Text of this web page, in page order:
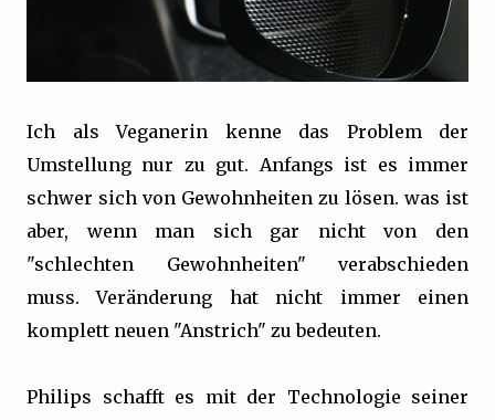
Ich als Veganerin kenne das Problem der
Umstellung nur zu gut. Anfangs ist es immer
schwer sich von Gewohnheiten zu lösen. was ist
aber, wenn man sich gar nicht von den
"schlechten Gewohnheiten" verabschieden
muss. Veränderung hat nicht immer einen
komplett neuen "Anstrich" zu bedeuten.
Philips schafft es mit der Technologie seiner